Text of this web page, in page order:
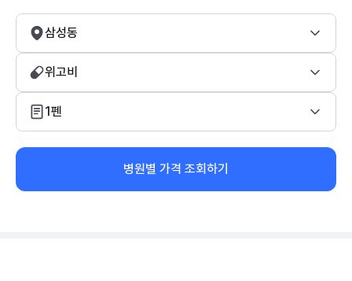
삼성동
위고비
1펜
병원별 가격 조회하기